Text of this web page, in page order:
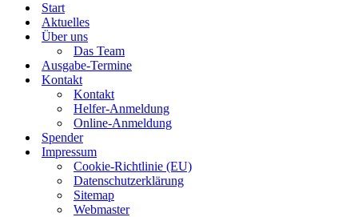
Start
Aktuelles
Über uns
Das Team
Ausgabe-Termine
Kontakt
Kontakt
Helfer-Anmeldung
Online-Anmeldung
Spender
Impressum
Cookie-Richtlinie (EU)
Datenschutzerklärung
Sitemap
Webmaster